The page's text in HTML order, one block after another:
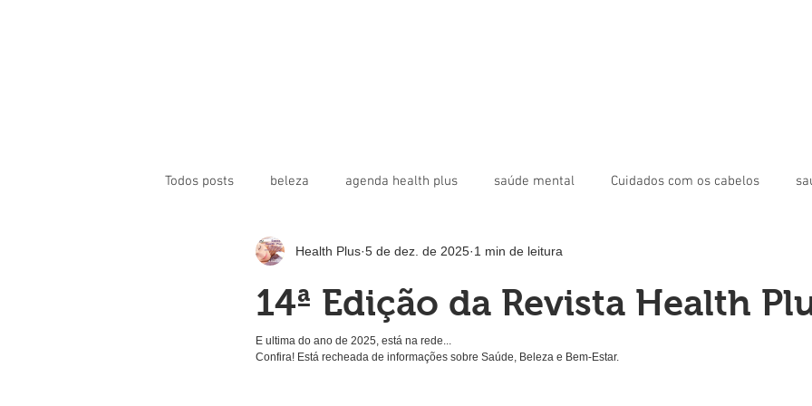
Todos posts beleza agenda health plus saúde mental Cuidados com os cabelos
toxina botulínica beleza toxina botulínica bioestimulador
saúde corporal
14ª Edição da Revista Health
Health Plus 5 de dez. de 2025 1 min de leitura
E ultima do ano de 2025, está na rede...
Confira! Está recheada de informações sobre Saúde, Beleza e Bem-Estar.